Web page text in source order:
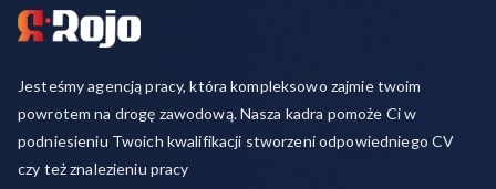
Jesteśmy agencją pracy, która kompleksowo zajmie twoim
powrotem na drogę zawodową. Nasza kadra pomoże Ci w
podniesieniu Twoich kwalifikacji stworzeni odpowiedniego CV
czy też znalezieniu pracy